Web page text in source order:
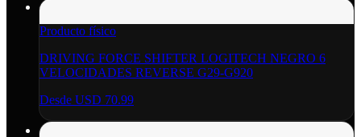
Producto físico
DRIVING FORCE SHIFTER LOGITECH NEGRO 6
VELOCIDADES REVERSE G29-G920
Desde USD 70.99